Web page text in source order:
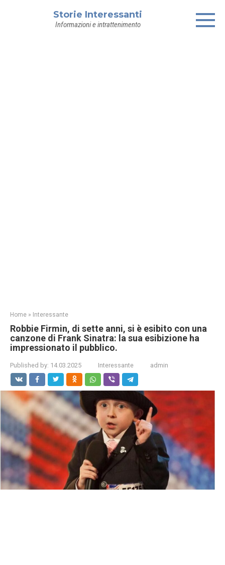
Storie Interessanti
Informazioni e intrattenimento
Home » Interessante
Robbie Firmin, di sette anni, si è esibito con una
canzone di Frank Sinatra: la sua esibizione ha
impressionato il pubblico.
Published by: 14.03.2025 Interessante admin